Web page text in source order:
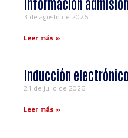
3 de agosto de 2026
Leer más »
Inducción
21 de julio de 2026
Leer más »